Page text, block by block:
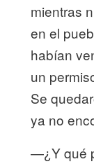
mientras
en el
habían
un
Se
ya no
—¿Y qué